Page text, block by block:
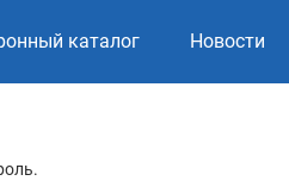
каталог Новости